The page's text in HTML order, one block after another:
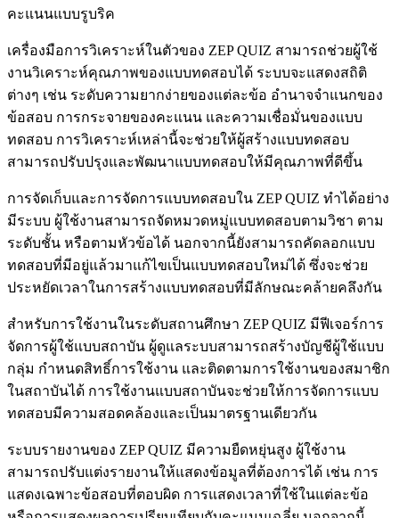
คะแนนแบบรูบริค
เครื่องมือการวิเคราะห์ในตัวของ ZEP QUIZ สามารถช่วยผู้ใช้
งานวิเคราะห์คุณภาพของแบบทดสอบได้ ระบบจะแสดงสถิติ
ต่างๆ เช่น ระดับความยากง่ายของแต่ละข้อ อำนาจจำแนกของ
ข้อสอบ การกระจายของคะแนน และความเชื่อมั่นของแบบ
ทดสอบ การวิเคราะห์เหล่านี้จะช่วยให้ผู้สร้างแบบทดสอบ
สามารถปรับปรุงและพัฒนาแบบทดสอบให้มีคุณภาพที่ดีขึ้น
การจัดเก็บและการจัดการแบบทดสอบใน ZEP QUIZ ทำได้อย่าง
มีระบบ ผู้ใช้งานสามารถจัดหมวดหมู่แบบทดสอบตามวิชา ตาม
ระดับชั้น หรือตามหัวข้อได้ นอกจากนี้ยังสามารถคัดลอกแบบ
ทดสอบที่มีอยู่แล้วมาแก้ไขเป็นแบบทดสอบใหม่ได้ ซึ่งจะช่วย
ประหยัดเวลาในการสร้างแบบทดสอบที่มีลักษณะคล้ายคลึงกัน
สำหรับการใช้งานในระดับสถานศึกษา ZEP QUIZ มีฟีเจอร์การ
จัดการผู้ใช้แบบสถาบัน ผู้ดูแลระบบสามารถสร้างบัญชีผู้ใช้แบบ
กลุ่ม กำหนดสิทธิ์การใช้งาน และติดตามการใช้งานของสมาชิก
ในสถาบันได้ การใช้งานแบบสถาบันจะช่วยให้การจัดการแบบ
ทดสอบมีความสอดคล้องและเป็นมาตรฐานเดียวกัน
ระบบรายงานของ ZEP QUIZ มีความยืดหยุ่นสูง ผู้ใช้งาน
สามารถปรับแต่งรายงานให้แสดงข้อมูลที่ต้องการได้ เช่น การ
แสดงเฉพาะข้อสอบที่ตอบผิด การแสดงเวลาที่ใช้ในแต่ละข้อ